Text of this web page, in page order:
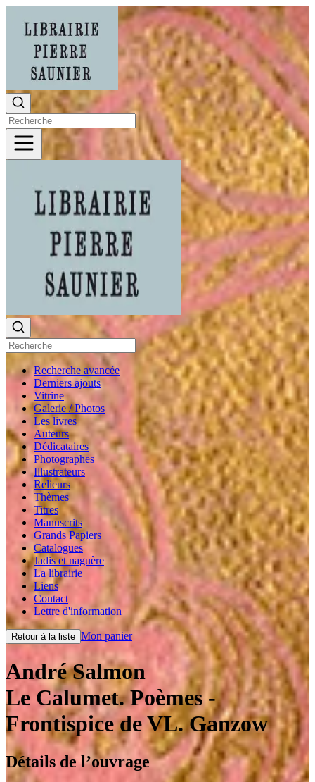
Recherche avancée
Derniers ajouts
Vitrine
Galerie / Photos
Les livres
Auteurs
Dédicataires
Photographes
Illustrateurs
Relieurs
Thèmes
Titres
Manuscrits
Grands Papiers
Catalogues
Jadis et naguère
La librairie
Liens
Contact
Lettre d'information
Retour à la liste Mon panier
André Salmon
Le Calumet. Poèmes -
Frontispice de VL. Ganzow
Détails de l’ouvrage